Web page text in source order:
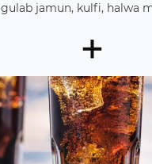
gulab jamun, kulfi, halwa
+